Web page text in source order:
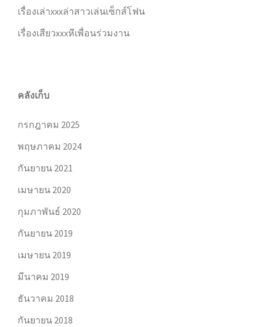
เรื่องเล่าxxxล่าสาวเล่นเซ็กส์โฟน
เรื่องเสียวxxxหีเพื่อนร่วมงาน
คลังเก็บ
กรกฎาคม 2025
พฤษภาคม 2024
กันยายน 2021
เมษายน 2020
กุมภาพันธ์ 2020
กันยายน 2019
เมษายน 2019
มีนาคม 2019
ธันวาคม 2018
กันยายน 2018